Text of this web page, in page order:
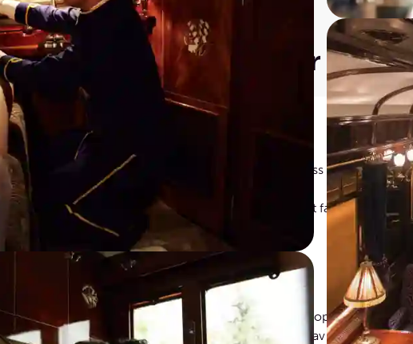
Avreisedatoer og priser
Prisene for togreisen inkluderer:
En natt om bord på Venice Simplon-Orient-Express luksustog i
Dedikert butlertjeneste
En velsmakende fireretters middag: Sessongbasert fastlagt meny,
En deilig treretters lunsj
Kaffe, te og småkaker
Kontinental frokost servert i din kupé
Eventuelt transfer til togstasjonen
Mange som velger denne reisen kombinerer den med opphold på
oftest Hotel Bauer eller Hotel Cipriani. Sistnevnte eies av samme